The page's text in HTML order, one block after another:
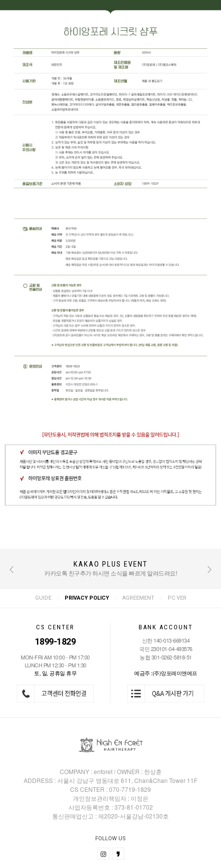
REVIEW EVENT
후기 작성 시 적립금 혜택 / TEXT : 500점 PHOTO : 1000점
KAKAO PLUS EVENT
카카오톡 친구추가 하시면 소식을 빠르게 알려드려요!
GUIDE PRIVACY POLICY AGREEMENT PC VER
CS CENTER
1899-1829
MON-FRI AM 10:00 - PM 17:00
LUNCH PM 12:30 - PM 1:30
토, 일, 공휴일 휴무
BANK ACCOUNT
신한 140-013-669134
국민 230101-04-493576
농협 301-0262-5818-51
예금주 :(주)앙포레이앤에프
COMPANY : enforet / OWNER : 한상훈
ADDRESS : 서울시 강남구 영동대로 611, Chan&Chan Tower 11F
CS CENTER : 070-7719-1829
개인정보관리책임자 : 이정은
사업자등록번호 : 373-81-01702
통신판매업신고 : 제2020-서울강남-02130호
FOLLOW US